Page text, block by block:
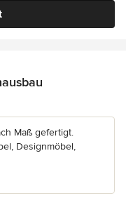
Sternen
Maß gefertigt.
Designmöbel,